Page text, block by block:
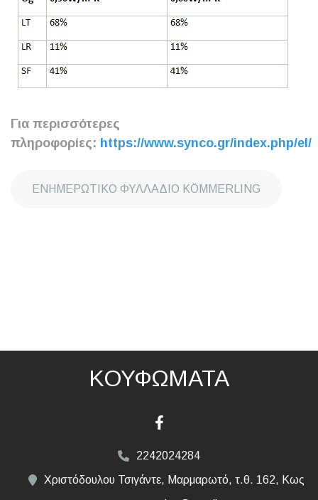
Για περισσότερες
πληροφορίες: https://www.synco.gr/index.php/el/
ΕΝΗΜΕΡΩΤΙΚΟ ΦΥΛΛΑΔΙΟ KÖMMERLING
ΚΟΥΦΩΜΑΤΑ
2242024284
Χριστόδουλου Τσιγάντε, Μαρμαρωτό, τ.θ. 162, Κως